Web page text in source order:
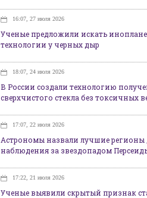
16:07, 27 июля 2026
Ученые предложили искать
технологии у черных дыр
18:07, 24 июля 2026
В России создали технологию
сверхчистого стекла без токсичных
17:07, 22 июля 2026
Астрономы назвали лучшие регионы
наблюдения за звездопадом
17:22, 21 июля 2026
Ученые выявили скрытый признак